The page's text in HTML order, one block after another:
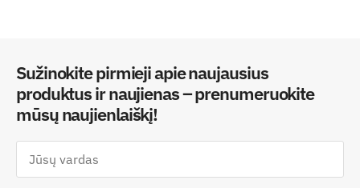
Sužinokite pirmieji apie naujausius
produktus ir naujienas – prenumeruokite
mūsų naujienlaiškį!